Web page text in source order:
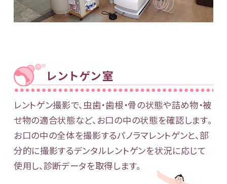
レントゲン室
レントゲン撮影で、虫歯・歯根・骨の状態や詰め物・被
せ物の適合状態など、お口の中の状態を確認します。
お口の中の全体を撮影するパノラマレントゲンと、部
分的に撮影するデンタルレントゲンを状況に応じて
使用し、診断データを取得します。